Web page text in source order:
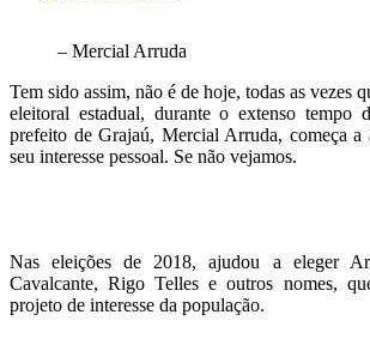
– Mercial Arruda
Tem sido assim, não é de hoje, todas as vezes
eleitoral estadual, durante o extenso tempo
prefeito de Grajaú, Mercial Arruda, começa a
seu interesse pessoal. Se não vejamos.
Nas eleições de 2018, ajudou a eleger
Cavalcante, Rigo Telles e outros nomes,
projeto de interesse da população.